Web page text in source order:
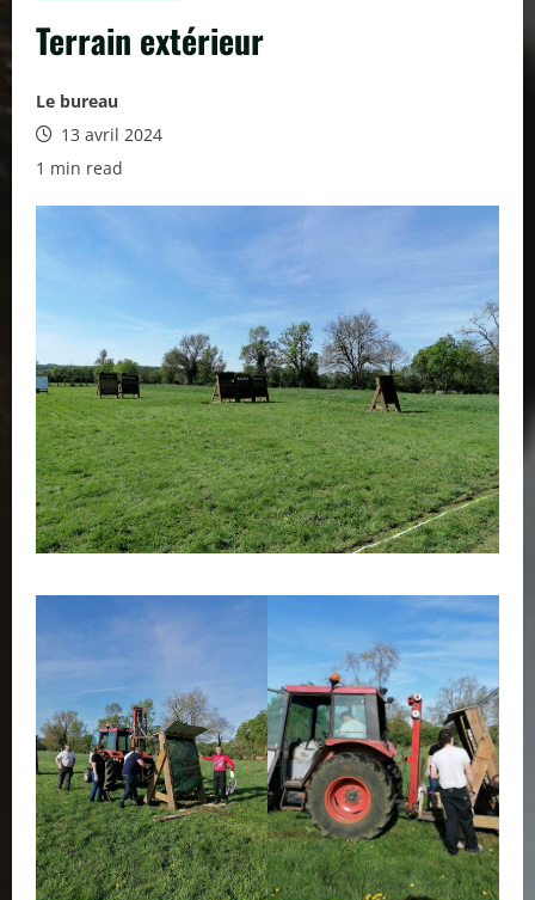
Terrain extérieur
Le bureau
13 avril 2024
1 min read